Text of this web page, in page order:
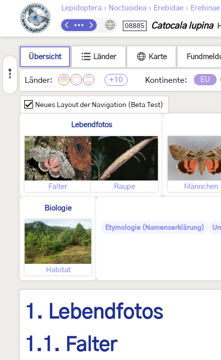
Lepidoptera › Noctuoidea › Erebidae › Erebinae
08885 Catocala lupina
Übersicht Länder Karte
Länder: +10 Kontinente: EU
Neues Layout der Navigation (Beta Test)
Lebendfotos
Falter Raupe Männchen
Biologie
Habitat
Etymologie (Namenserklärung)
1. Lebendfotos
1.1. Falter